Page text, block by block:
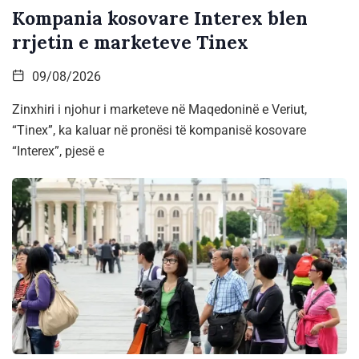
Kompania kosovare Interex blen
rrjetin e marketeve Tinex
09/08/2026
Zinxhiri i njohur i marketeve në Maqedoninë e Veriut,
“Tinex”, ka kaluar në pronësi të kompanisë kosovare
“Interex”, pjesë e